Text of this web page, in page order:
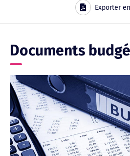
Exporter
Documents